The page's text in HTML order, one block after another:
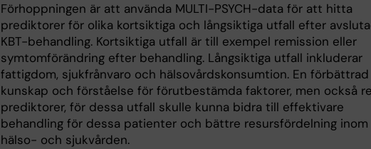
Förhoppningen är att använda MULTI-PSYCH-data för att hitta
prediktorer för olika kortsiktiga och långsiktiga utfall efter
KBT-behandling. Kortsiktiga utfall är till exempel remission eller
symtomförändring efter behandling. Långsiktiga utfall inkluderar
fattigdom, sjukfrånvaro och hälsovårdskonsumtion. En förbättrad
kunskap och förståelse för förutbestämda faktorer, men också
prediktorer, för dessa utfall skulle kunna bidra till effektivare
behandling för dessa patienter och bättre resursfördelning inom
hälso- och sjukvården.